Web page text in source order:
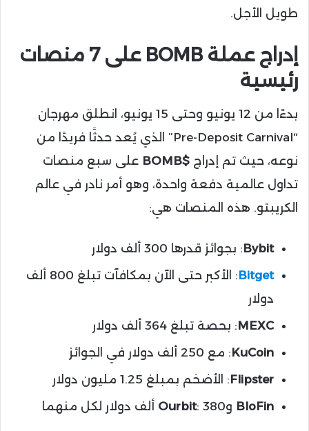
طويل الأجل.
إدراج عملة BOMB على 7 منصات
رئيسية
بدءًا من 12 يونيو وحتى 15 يونيو، انطلق مهرجان
“Pre-Deposit Carnival” الذي يُعد حدثًا فريدًا من
نوعه، حيث تم إدراج $BOMB
على سبع منصات
تداول عالمية دفعة واحدة، وهو أمر نادر في عالم
الكريبتو. هذه المنصات هي:
Bybit: بجوائز قدرها 300 ألف دولار
Bitget
: الأكبر حتى الآن بمكافآت تبلغ 800 ألف
دولار
MEXC: بحصة تبلغ 364 ألف دولار
KuCoin: مع 250 ألف دولار في الجوائز
Flipster: الأضخم بمبلغ 1.25 مليون دولار
BloFin و Ourbit: 380 ألف دولار لكل منهما